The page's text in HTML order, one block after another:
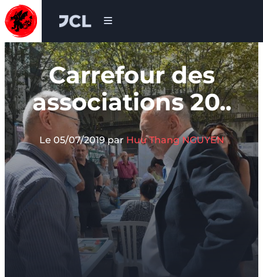
Skip to content
Réveillez le dragon qui est en vous !
Carrefour des
associations 20..
Le 05/07/2019par Huu Thang NGUYEN